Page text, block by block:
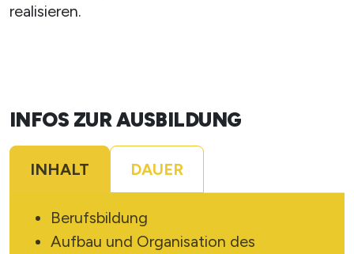
realisieren.
INFOS ZUR AUSBILDUNG
INHALT DAUER
Berufsbildung
Aufbau und Organisation des